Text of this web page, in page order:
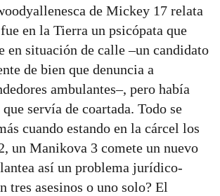
de Mickey 17 relata
en la Tierra un psicópata que
en situación de calle –un candidato
de bien que denuncia a
ambulantes–, pero había
servía de coartada. Todo se
cuando estando en la cárcel los
un Manikova 3 comete un nuevo
así un problema jurídico-
tres asesinos o uno solo? El